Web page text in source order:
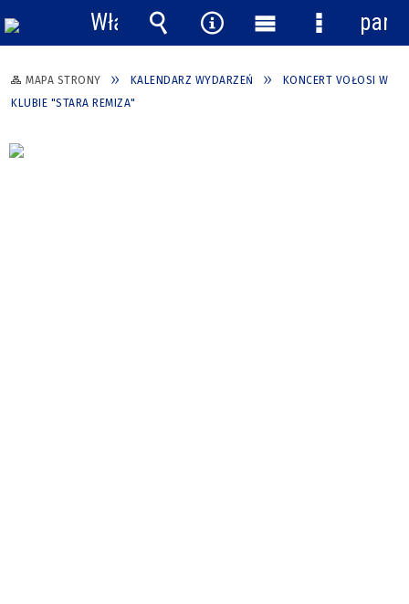
MAPA STRONY KALENDARZ WYDARZEŃ
KONCERT VOŁOSI W
KLUBIE "STARA REMIZA"
Włącz
powiadomienia
Wyszukiwarka
Narzędzia
Menu
główne
Menu
panel